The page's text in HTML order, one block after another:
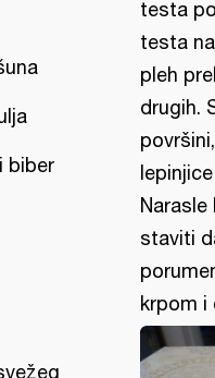
biber
testa
testa
pleh
drugih.
staviti
krpom i